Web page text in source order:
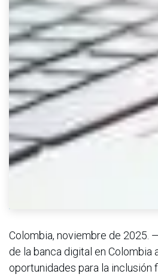
Colombia, noviembre de 2025.
de la banca digital en Colombia
oportunidades para la inclusión